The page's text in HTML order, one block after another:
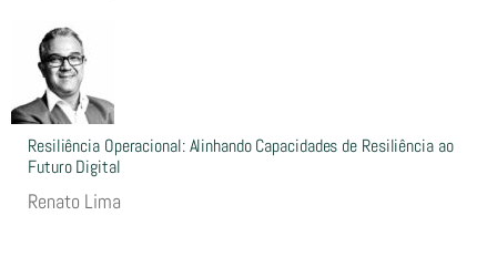
Resiliência Operacional: Alinhando Capacidades de Resiliência ao
Futuro Digital
Renato Lima